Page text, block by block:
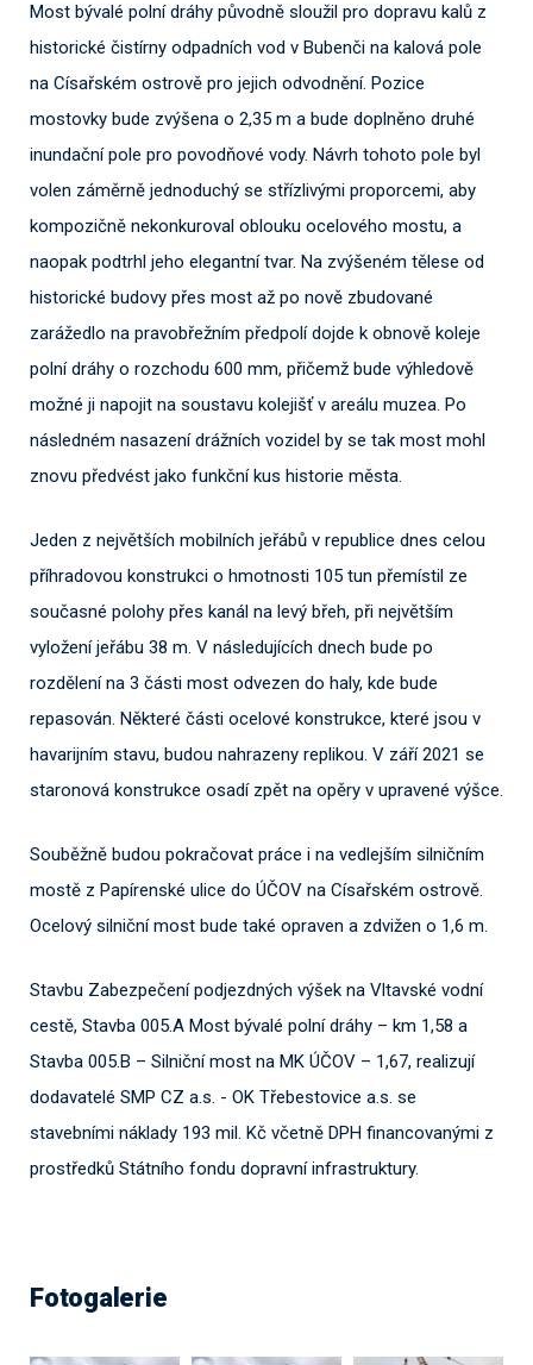
Most bývalé polní dráhy původně sloužil pro dopravu kalů z
historické čistírny odpadních vod v Bubenči na kalová pole
na Císařském ostrově pro jejich odvodnění. Pozice
mostovky bude zvýšena o 2,35 m a bude doplněno druhé
inundační pole pro povodňové vody. Návrh tohoto pole byl
volen záměrně jednoduchý se střízlivými proporcemi, aby
kompozičně nekonkuroval oblouku ocelového mostu, a
naopak podtrhl jeho elegantní tvar. Na zvýšeném tělese od
historické budovy přes most až po nově zbudované
zarážedlo na pravobřežním předpolí dojde k obnově koleje
polní dráhy o rozchodu 600 mm, přičemž bude výhledově
možné ji napojit na soustavu kolejišť v areálu muzea. Po
následném nasazení drážních vozidel by se tak most mohl
znovu předvést jako funkční kus historie města.
Jeden z největších mobilních jeřábů v republice dnes celou
příhradovou konstrukci o hmotnosti 105 tun přemístil ze
současné polohy přes kanál na levý břeh, při největším
vyložení jeřábu 38 m. V následujících dnech bude po
rozdělení na 3 části most odvezen do haly, kde bude
repasován. Některé části ocelové konstrukce, které jsou v
havarijním stavu, budou nahrazeny replikou. V září 2021 se
staronová konstrukce osadí zpět na opěry v upravené výšce.
Souběžně budou pokračovat práce i na vedlejším silničním
mostě z Papírenské ulice do ÚČOV na Císařském ostrově.
Ocelový silniční most bude také opraven a zdvižen o 1,6 m.
Stavbu Zabezpečení podjezdných výšek na Vltavské vodní
cestě, Stavba 005.A Most bývalé polní dráhy – km 1,58 a
Stavba 005.B – Silniční most na MK ÚČOV – 1,67, realizují
dodavatelé SMP CZ a.s. - OK Třebestovice a.s. se
stavebními náklady 193 mil. Kč včetně DPH financovanými z
prostředků Státního fondu dopravní infrastruktury.
Fotogalerie